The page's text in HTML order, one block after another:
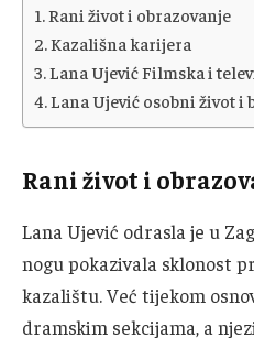
Rani život i obrazovanje
Kazališna karijera
Lana Ujević Filmska i
Lana Ujević osobni život i
Rani život i
Lana Ujević odrasla je u
nogu pokazivala sklonost
kazalištu. Već tijekom
dramskim sekcijama, a